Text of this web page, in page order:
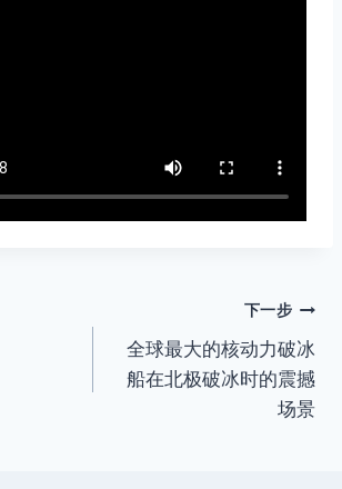
下一步
全球最大的核动力破冰
船在北极破冰时的震撼
场景